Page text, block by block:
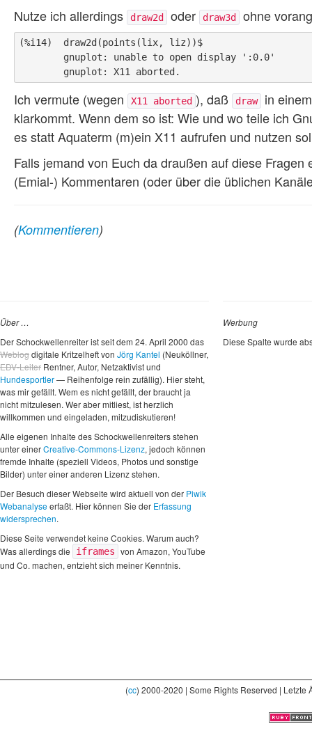
Nutze ich allerdings
draw2d oder draw3d ohne
(%i14)  draw2d(points(lix, liz))$
Ich vermute (wegen X11 aborted ), daß draw
in
klarkommt. Wenn dem so ist: Wie und wo teile ich
es statt Aquaterm (m)ein X11 aufrufen und nutzen
Falls jemand von Euch da draußen auf diese
(Emial-) Kommentaren (oder über die üblichen
(Kommentieren)
Über …
Der Schockwellenreiter ist seit dem 24. April 2000 das
Weblogdigitale Kritzelheft von Jörg Kantel (Neuköllner,
EDV-Leiter Rentner, Autor, Netzaktivist und
Hundesportler— Reihenfolge rein zufällig). Hier steht,
was mir gefällt. Wem es nicht gefällt, der braucht ja
nicht mitzulesen. Wer aber mitliest, ist herzlich
willkommen und eingeladen, mitzudiskutieren!
Alle eigenen Inhalte des Schockwellenreiters stehen
unter einerCreative-Commons-Lizenz, jedoch können
fremde Inhalte (speziell Videos, Photos und sonstige
Bilder) unter einer anderen Lizenz stehen.
Der Besuch dieser Webseite wird aktuell von der Piwik
Webanalyseerfaßt. Hier können Sie der Erfassung
widersprechen.
Diese Seite verwendet keine Cookies. Warum auch?
Was allerdings die
iframes von Amazon, YouTube
und Co. machen, entzieht sich meiner Kenntnis.
Werbung
Diese Spalte wurde
(cc) 2000-2020 | Some Rights Reserved |